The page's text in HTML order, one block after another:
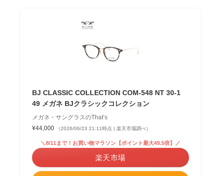
BJ CLASSIC COLLECTION COM-548 NT 30-1
49 メガネ BJクラシックコレクション
メガネ・サングラスのThat’s
¥44,000
（2026/06/23 21:11時点 | 楽天市場調べ）
＼8/11まで！お買い物マラソン【ポイント最大49.5倍】／
楽天市場